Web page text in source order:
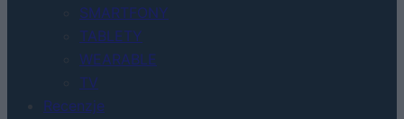
SMARTFONY
TABLETY
WEARABLE
TV
Recenzje